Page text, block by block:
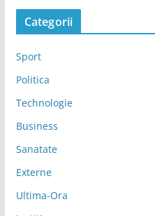
Categorii
Sport
Politica
Technologie
Business
Sanatate
Externe
Ultima-Ora